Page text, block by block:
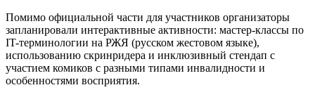
Помимо официальной части для участников организаторы
запланировали интерактивные активности: мастер-классы по
IT-терминологии на РЖЯ (русском жестовом языке),
использованию скринридера и инклюзивный стендап с
участием комиков с разными типами инвалидности и
особенностями восприятия.